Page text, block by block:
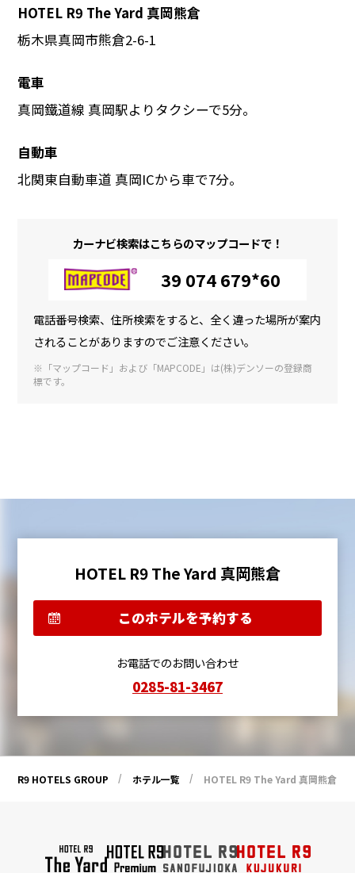
HOTEL R9 The Yard 真岡熊倉
栃木県真岡市熊倉2-6-1
電車
真岡鐵道線 真岡駅よりタクシーで5分。
自動車
北関東自動車道 真岡ICから車で7分。
カーナビ検索はこちらのマップコードで！
39 074 679*60
電話番号検索、住所検索をすると、全く違った場所が案内
されることがありますのでご注意ください。
※「マップコード」および「MAPCODE」は(株)デンソーの登録商
標です。
HOTEL R9 The Yard 真岡熊倉
このホテルを予約する
お電話でのお問い合わせ
0285-81-3467
R9 HOTELS GROUP ホテル一覧 HOTEL R9 The Yard 真岡熊倉